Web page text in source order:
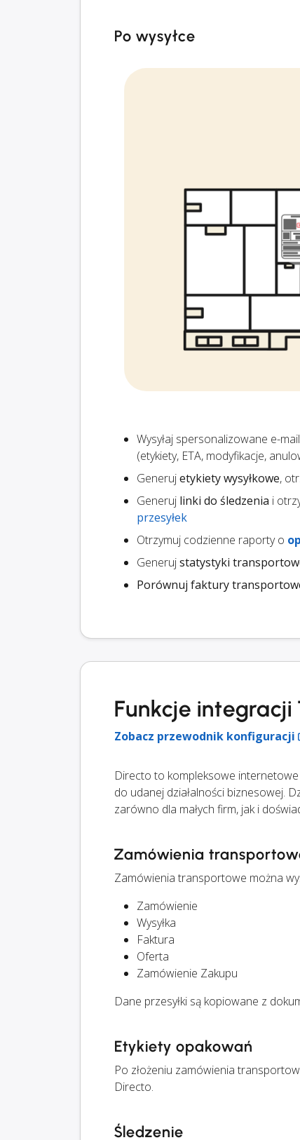
Po wysyłce
Wysyłaj spersonalizowane e-
(etykiety, ETA, modyfikacje,
Generujetykiety wysyłkowe,
Generuj linki do śledzenia i
przesyłek
Otrzymuj codzienne raporty o
Generujstatystyki
Porównuj faktury
Funkcje integracji
Zobacz przewodnik konfiguracji
Directo to kompleksowe
do udanej działalności biznesowej.
zarówno dla małych firm, jak i
Zamówienia
Zamówienia transportowe można
Zamówienie
Wysyłka
Faktura
Oferta
Zamówienie Zakupu
Dane przesyłki są kopiowane z
Etykiety opakowań
Po złożeniu zamówienia
Directo.
Śledzenie